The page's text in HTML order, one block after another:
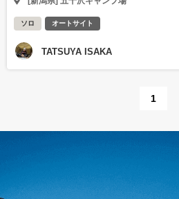
ソロ オートサイト
TATSUYA ISAKA
1